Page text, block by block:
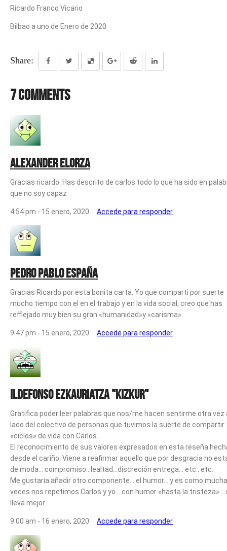
Ricardo Franco Vicario
Bilbao a uno de Enero de 2020
Share:
7 Comments
Alexander elorza
Gracias ricardo. Has descrito de carlos todo lo que ha sido en
que no soy capaz
4:54 pm - 15 enero, 2020 Accede para responder
Pedro Pablo España
Gracias Ricardo por esta bonita carta. Yo que comparti por suerte
mucho tiempo con el en el trabajo y en la vida social, creo que has
refflejado muy bien su gran «humanidad»y «carisma»
9:47 pm - 15 enero, 2020 Accede para responder
ILDEFONSO EZKAURIATZA "kizkur"
Gratifica poder leer palabras que nos/me hacen sentirme otra vez
lado del colectivo de personas que tuvimos la suerte de compartir
«ciclos» de vida con Carlos.
El reconocimiento de sus valores expresados en esta reseña
desde el cariño. Viene a reafirmar aquello que por desgracia no
de moda… compromiso…lealtad…discreción entrega… etc.. etc..
Me gustaría añadir otro componente… el humor… y es como
veces nos repetimos Carlos y yo… con humor «hasta la tristeza»…
lleva mejor.
9:00 am - 16 enero, 2020 Accede para responder